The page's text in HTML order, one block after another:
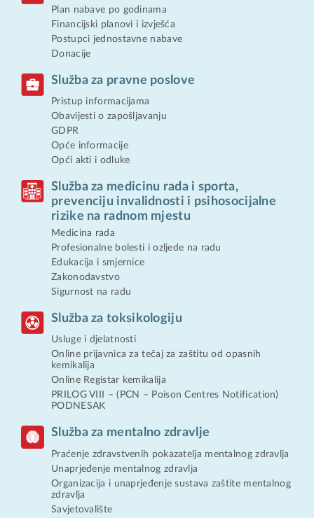
Plan nabave po godinama
Financijski planovi i izvješća
Postupci jednostavne nabave
Donacije
Služba za pravne poslove
Pristup informacijama
Obavijesti o zapošljavanju
GDPR
Opće informacije
Opći akti i odluke
Služba za medicinu rada i sporta,
prevenciju invalidnosti i psihosocijalne
rizike na radnom mjestu
Medicina rada
Profesionalne bolesti i ozljede na radu
Edukacija i smjernice
Zakonodavstvo
Sigurnost na radu
Služba za toksikologiju
Usluge i djelatnosti
Online prijavnica za tečaj za zaštitu od opasnih
kemikalija
Online Registar kemikalija
PRILOG VIII – (PCN – Poison Centres Notification)
PODNESAK
Služba za mentalno zdravlje
Praćenje zdravstvenih pokazatelja mentalnog zdravlja
Unaprjeđenje mentalnog zdravlja
Organizacija i unaprjeđenje sustava zaštite mentalnog
zdravlja
Savjetovalište